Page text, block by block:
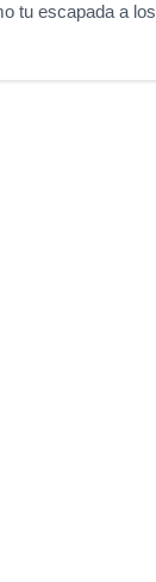
tu escapada a los